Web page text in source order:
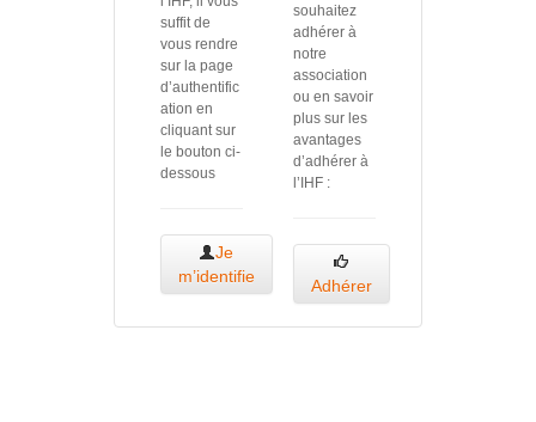
suffit de
vous rendre
sur la page
d’authentific
ation en
cliquant sur
le bouton ci-
dessous
Je
m’identifie
souhaitez
adhérer à
notre
association
ou en savoir
plus sur les
avantages
d’adhérer à
l’IHF :
Adhérer